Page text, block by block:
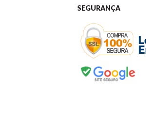
SEGURANÇA